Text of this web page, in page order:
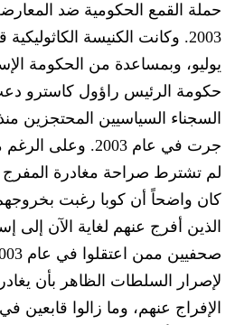
حملة القمع الحكومية ضد
2003. وكانت الكنيسة الكاثوليكية
يوليو، وبمساعدة من الحكومة
حكومة الرئيس راؤول كاسترو
السجناء السياسيين المحتجزين
جرت في عام 2003.
لم تشترط صراحة مغادرة
كان واضحاً أن كوبا رغبت ب
الذين أفرج عنهم لغاية الآن إلى
صحفيين ممن اعتقلوا في عام 2003
لإصرار السلطات الظاهر بأن
الإفراج عنهم، و